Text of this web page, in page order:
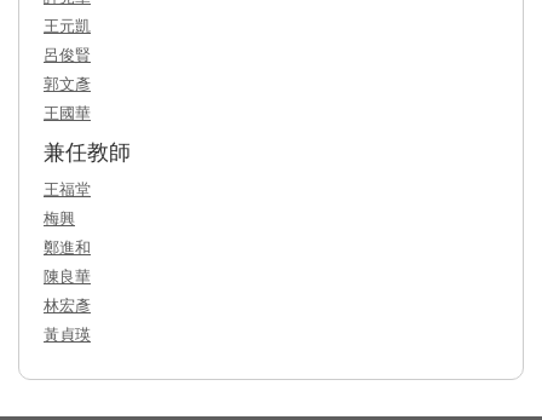
王元凱
呂俊賢
郭文彥
王國華
兼任教師
王福堂
梅興
鄭進和
陳良華
林宏彥
黃貞瑛